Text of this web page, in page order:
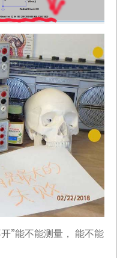
”能不能测量， 能不能